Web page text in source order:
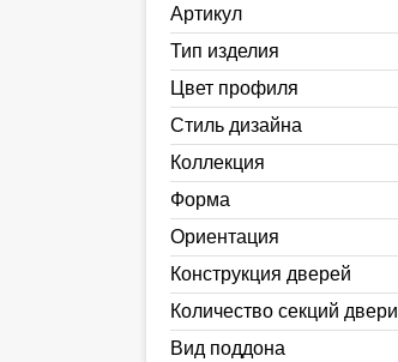
Артикул
Тип изделия
Цвет профиля
Стиль дизайна
Коллекция
Форма
Ориентация
Конструкция дверей
Количество секций двери
Вид поддона